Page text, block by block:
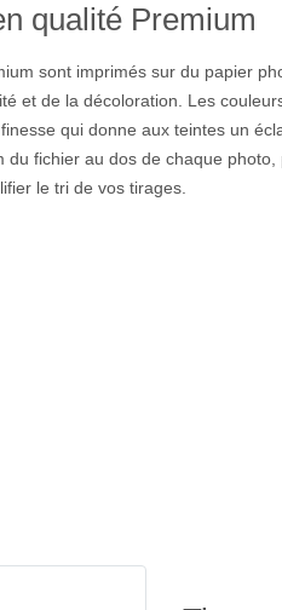
qualité Premium
sont imprimés sur du papier
et de la décoloration. Les
qui donne aux teintes un
fichier au dos de chaque photo,
le tri de vos tirages.